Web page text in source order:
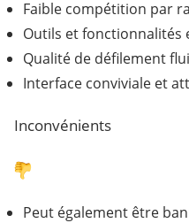
Faible compétition par
Outils et fonctionnalités
Qualité de défilement
Interface conviviale et
Inconvénients
Peut également être